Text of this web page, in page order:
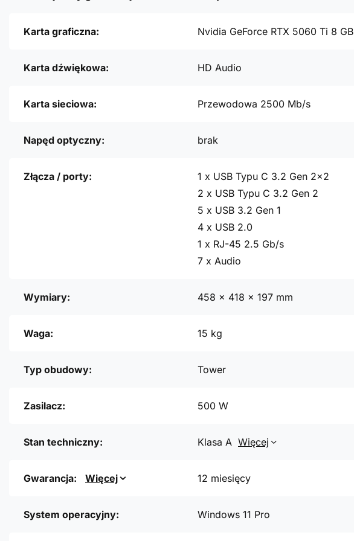
Karta graficzna: Nvidia GeForce RTX 5060 Ti 8 GB
Karta dźwiękowa: HD Audio
Karta sieciowa: Przewodowa 2500 Mb/s
Napęd optyczny: brak
Złącza / porty:
1 x USB Typu C 3.2 Gen 2x2
2 x USB Typu C 3.2 Gen 2
5 x USB 3.2 Gen 1
4 x USB 2.0
1 x RJ-45 2.5 Gb/s
7 x Audio
Wymiary: 458 x 418 x 197 mm
Waga: 15 kg
Typ obudowy: Tower
Zasilacz: 500 W
Stan techniczny: Klasa A Więcej
Gwarancja: Więcej 12 miesięcy
System operacyjny: Windows 11 Pro